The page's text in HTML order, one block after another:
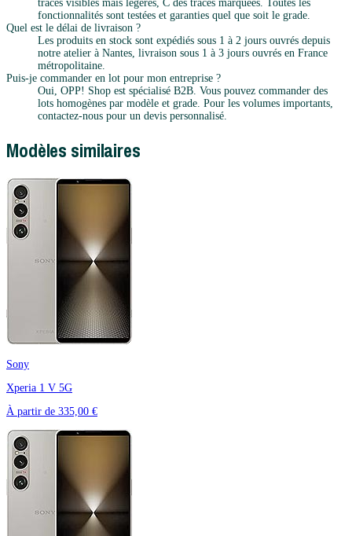
traces visibles mais légères, C des traces marquées. Toutes les
fonctionnalités sont testées et garanties quel que soit le grade.
Quel est le délai de livraison ?
Les produits en stock sont expédiés sous 1 à 2 jours ouvrés depuis
notre atelier à Nantes, livraison sous 1 à 3 jours ouvrés en France
métropolitaine.
Puis-je commander en lot pour mon entreprise ?
Oui, OPP! Shop est spécialisé B2B. Vous pouvez commander des
lots homogènes par modèle et grade. Pour les volumes importants,
contactez-nous pour un devis personnalisé.
Modèles similaires
Sony
Xperia 1 V 5G
À partir de 335,00 €